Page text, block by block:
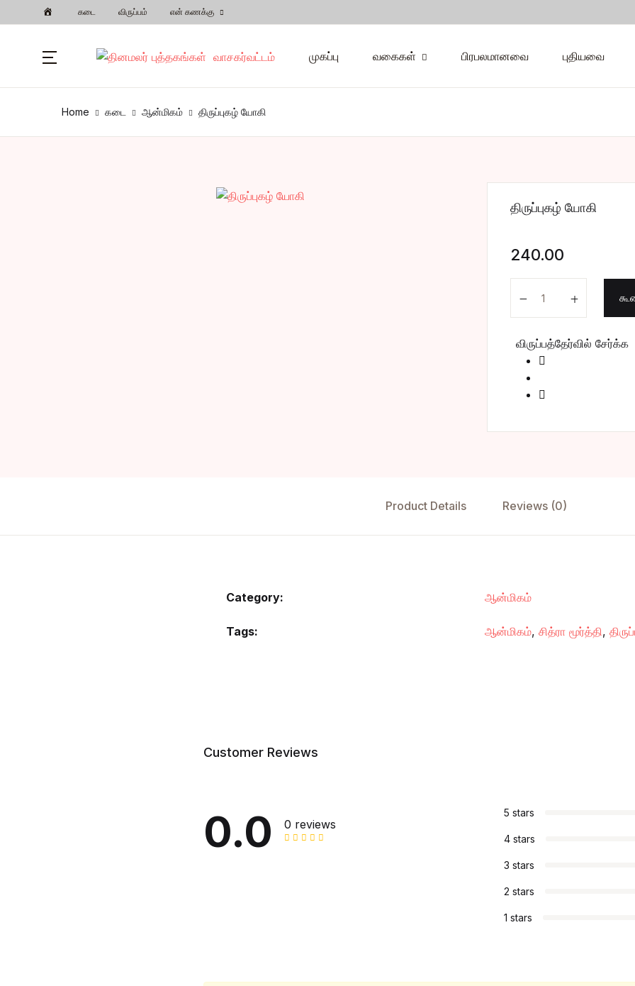
கடை விருப்பம் என் கணக்கு
முகப்பு வகைகள் பிரபலமானவை புதியவை
பட்டியல்
முகப்பு
Your
Home கடை ஆன்மிகம் திருப்புகழ் யோகி
திருப்புகழ் யோகி
240.00
விருப்பத்தேர்வில் சேர்க்க
Product Details Reviews (0)
Category: ஆன்மிகம்
Tags: ஆன்மிகம், சித்ரா மூர்த்தி,
Customer Reviews
0.0 0 reviews
5 stars
4 stars
3 stars
2 stars
1 stars